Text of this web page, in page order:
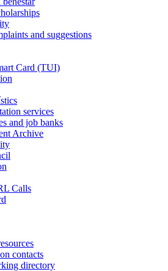
and suggestions
Card (TUI)
services
and job banks
Archive
Calls
contacts
directory